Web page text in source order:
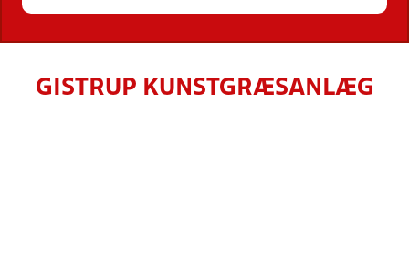
GISTRUP KUNSTGRÆSANLÆG